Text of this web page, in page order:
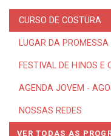
CURSO DE COSTURA
LUGAR DA PROMESSA
FESTIVAL DE HINOS E
AGENDA JOVEM -
NOSSAS REDES
VER TODAS AS